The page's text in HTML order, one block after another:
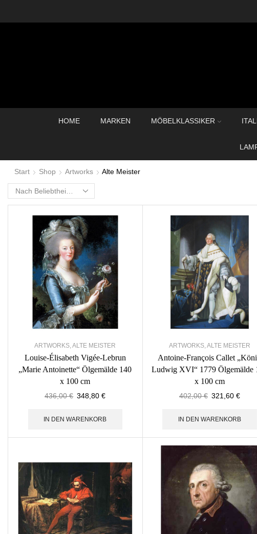
HOME MARKEN MÖBELKLASSIKER
Start Shop Artworks Alte Meister
ARTWORKS,ALTE MEISTER
Louise-Élisabeth Vigée-Lebrun
„Marie Antoinette“ Ölgemälde 140
x 100 cm
436,00€ 348,80€
IN DEN WARENKORB
ARTWORKS,ALTE MEISTER
Antoine-François Callet
Ludwig XVI“ 1779 Ölgemälde
x 100 cm
402,00€ 321,60 €
IN DEN WARENKORB